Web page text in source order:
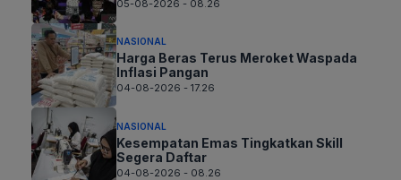
05-08-2026 - 08.26
NASIONAL
Harga Beras Terus Meroket Waspada
Inflasi Pangan
04-08-2026 - 17.26
NASIONAL
Kesempatan Emas Tingkatkan Skill
Segera Daftar
04-08-2026 - 08.26